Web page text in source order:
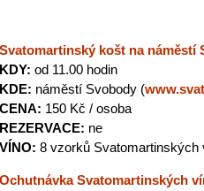
Svatomartinský košt na náměstí
KDY: od 11.00 hodin
KDE: náměstí Svobody (
CENA: 150 Kč / osoba
REZERVACE: ne
VÍNO: 8 vzorků Svatomartinských
Ochutnávka Svatomartinských